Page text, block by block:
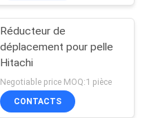
Réducteur de
déplacement pour pelle
Hitachi
Negotiable price MOQ:1 pièce
CONTACTS